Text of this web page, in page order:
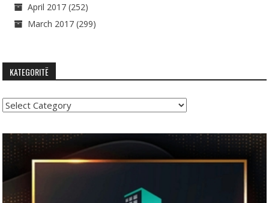
April 2017 (252)
March 2017 (299)
KATEGORITË
Kategoritë